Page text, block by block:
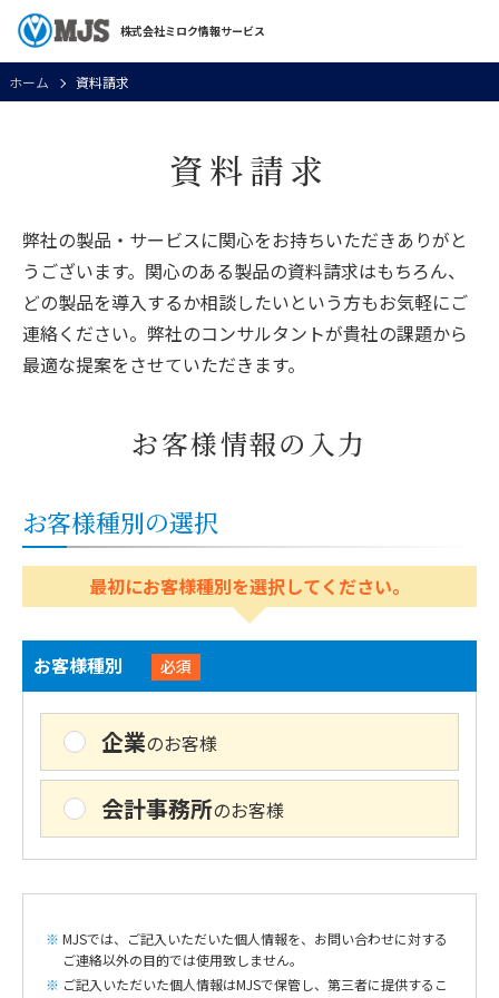
株式会社ミロク情報サービス
ホーム 資料請求
資料請求
弊社の製品・サービスに関心をお持ちいただきありがと
うございます。関心のある製品の資料請求はもちろん、
どの製品を導入するか相談したいという方もお気軽にご
連絡ください。弊社のコンサルタントが貴社の課題から
最適な提案をさせていただきます。
お客様情報の入力
お客様種別の選択
最初にお客様種別を選択してください。
お客様種別 必須
企業のお客様
会計事務所のお客様
MJSでは、ご記入いただいた個人情報を、お問い合わせに対する
ご連絡以外の目的では使用致しません。
ご記入いただいた個人情報はMJSで保管し、第三者に提供するこ